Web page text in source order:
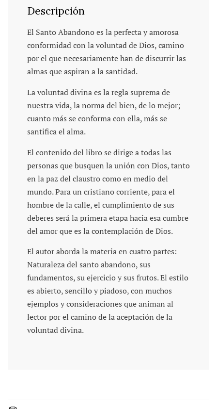
Descripción
El Santo Abandono es la perfecta y amorosa
conformidad con la voluntad de Dios, camino
por el que necesariamente han de discurrir las
almas que aspiran a la santidad.
La voluntad divina es la regla suprema de
nuestra vida, la norma del bien, de lo mejor;
cuanto más se conforma con ella, más se
santifica el alma.
El contenido del libro se dirige a todas las
personas que busquen la unión con Dios, tanto
en la paz del claustro como en medio del
mundo. Para un cristiano corriente, para el
hombre de la calle, el cumplimiento de sus
deberes será la primera etapa hacia esa cumbre
del amor que es la contemplación de Dios.
El autor aborda la materia en cuatro partes:
Naturaleza del santo abandono, sus
fundamentos, su ejercicio y sus frutos. El estilo
es abierto, sencillo y piadoso, con muchos
ejemplos y consideraciones que animan al
lector por el camino de la aceptación de la
voluntad divina.
o